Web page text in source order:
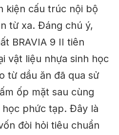
kiện cấu trúc nội bộ
từ xa. Đáng chú ý,
BRAVIA 9 II tiên
vật liệu nhựa sinh học
từ dầu ăn đã qua sử
ốp mặt sau cùng
phức tạp. Đây là
đòi hỏi tiêu chuẩn